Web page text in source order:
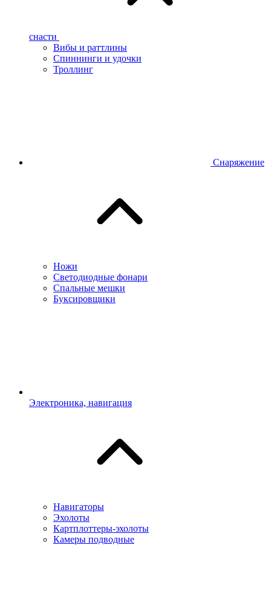
снасти
Вибы и раттлины
Спиннинги и удочки
Троллинг
Снаряжение
Ножи
Светодиодные фонари
Спальные мешки
Буксировщики
Электроника, навигация
Навигаторы
Эхолоты
Картплоттеры-эхолоты
Камеры подводные